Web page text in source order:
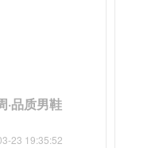
·品质男鞋
23 19:35:52